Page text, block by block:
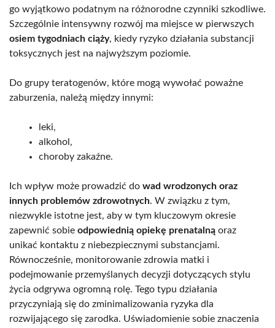
go wyjątkowo podatnym na różnorodne czynniki szkodliwe.
Szczególnie intensywny rozwój ma miejsce w pierwszych
osiem tygodniach ciąży, kiedy ryzyko działania substancji
toksycznych jest na najwyższym poziomie.
Do grupy teratogenów, które mogą wywołać poważne
zaburzenia, należą między innymi:
leki,
alkohol,
choroby zakaźne.
Ich wpływ może prowadzić do wad wrodzonych oraz
innych problemów zdrowotnych. W związku z tym,
niezwykle istotne jest, aby w tym kluczowym okresie
zapewnić sobie odpowiednią opiekę prenatalną oraz
unikać kontaktu z niebezpiecznymi substancjami.
Równocześnie, monitorowanie zdrowia matki i
podejmowanie przemyślanych decyzji dotyczących stylu
życia odgrywa ogromną rolę. Tego typu działania
przyczyniają się do zminimalizowania ryzyka dla
rozwijającego się zarodka. Uświadomienie sobie znaczenia